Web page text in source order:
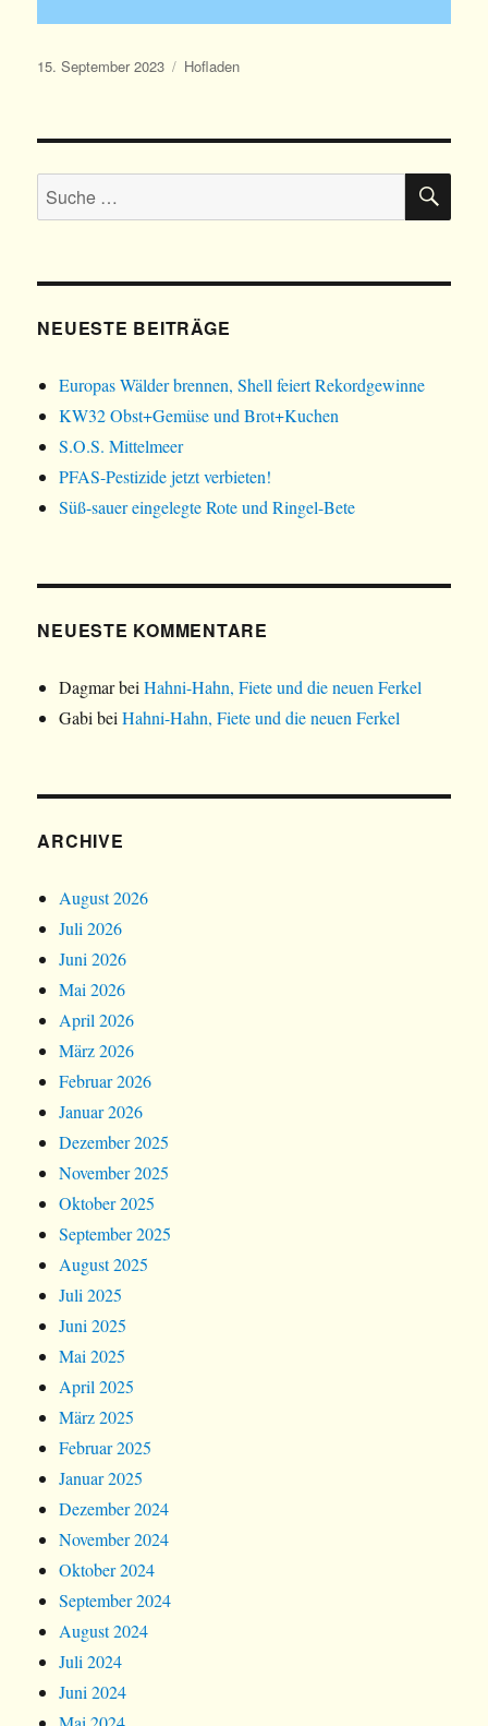
Veröffentlicht
15. September 2023 Kategorien
Hofladen
Suche
nach:
NEUESTE BEITRÄGE
Europas Wälder brennen, Shell feiert Rekordgewinne
KW32 Obst+Gemüse und Brot+Kuchen
S.O.S. Mittelmeer
PFAS-Pestizide jetzt verbieten!
Süß-sauer eingelegte Rote und Ringel-Bete
NEUESTE KOMMENTARE
DagmarbeiHahni-Hahn, Fiete und die neuen Ferkel
Gabi beiHahni-Hahn, Fiete und die neuen Ferkel
ARCHIVE
August 2026
Juli 2026
Juni 2026
Mai 2026
April 2026
März 2026
Februar 2026
Januar 2026
Dezember 2025
November 2025
Oktober 2025
September 2025
August 2025
Juli 2025
Juni 2025
Mai 2025
April 2025
März 2025
Februar 2025
Januar 2025
Dezember 2024
November 2024
Oktober 2024
September 2024
August 2024
Juli 2024
Juni 2024